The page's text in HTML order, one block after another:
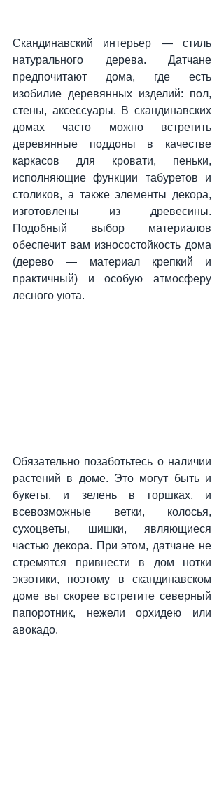
Скандинавский интерьер — стиль
натурального дерева. Датчане
предпочитают дома, где есть
изобилие деревянных изделий: пол,
стены, аксессуары. В скандинавских
домах часто можно встретить
деревянные поддоны в качестве
каркасов для кровати, пеньки,
исполняющие функции табуретов и
столиков, а также элементы декора,
изготовлены из древесины.
Подобный выбор материалов
обеспечит вам износостойкость дома
(дерево — материал крепкий и
практичный) и особую атмосферу
лесного уюта.
Обязательно позаботьтесь о наличии
растений в доме. Это могут быть и
букеты, и зелень в горшках, и
всевозможные ветки, колосья,
сухоцветы, шишки, являющиеся
частью декора. При этом, датчане не
стремятся привнести в дом нотки
экзотики, поэтому в скандинавском
доме вы скорее встретите северный
папоротник, нежели орхидею или
авокадо.